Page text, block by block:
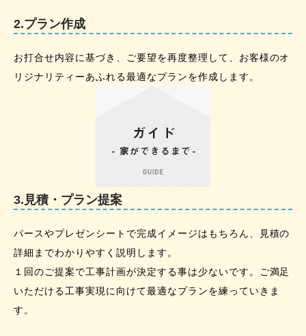
2.プラン作成
お打合せ内容に基づき、ご要望を再度整理して、お客様のオ
リジナリティーあふれる最適なプランを作成します。
3.見積・プラン提案
パースやプレゼンシートで完成イメージはもちろん、見積の
詳細までわかりやすく説明します。
１回のご提案で工事計画が決定する事は少ないです。ご満足
いただける工事実現に向けて最適なプランを練っていきま
す。